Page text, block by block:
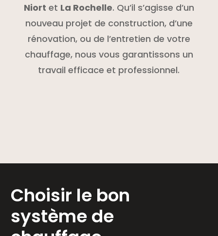
Niort et La Rochelle. Qu’il s’agisse d’un
nouveau projet de construction, d’une
rénovation, ou de l’entretien de votre
chauffage, nous vous garantissons un
travail efficace et professionnel.
Choisir le bon
système de